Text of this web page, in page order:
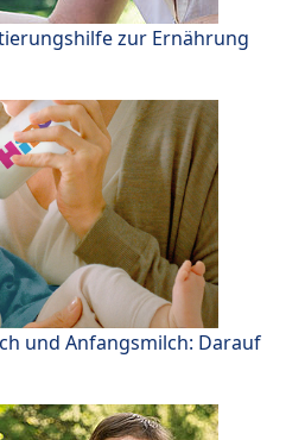
zur Ernährung
und Anfangsmilch: Darauf